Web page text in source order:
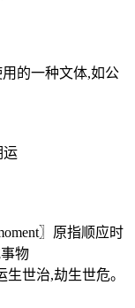
用的一种文体,如公
运
〗原指顺应时
物
世治,劫生世危。